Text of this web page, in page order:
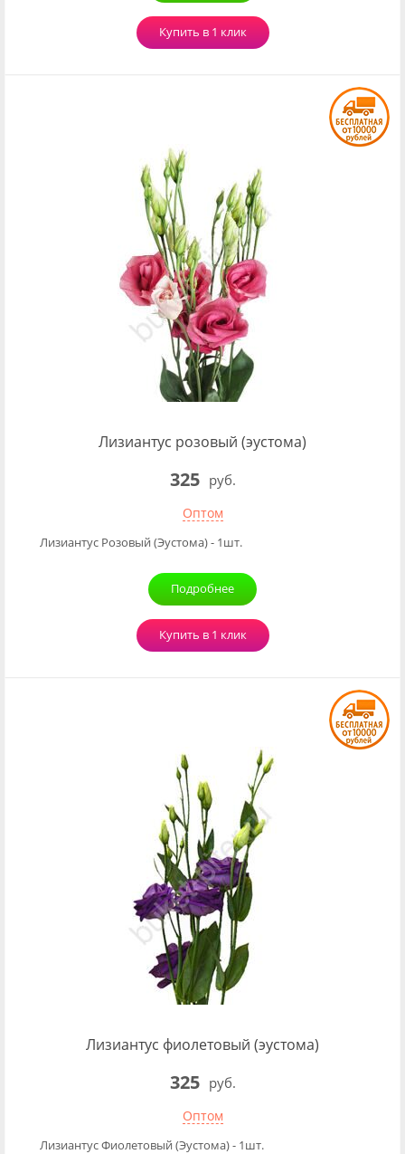
Купить в 1 клик
Лизиантус розовый (эустома)
325 руб.
Оптом
Лизиантус Розовый (Эустома) - 1шт.
Подробнее
Купить в 1 клик
Лизиантус фиолетовый (эустома)
325 руб.
Оптом
Лизиантус Фиолетовый (Эустома) - 1шт.